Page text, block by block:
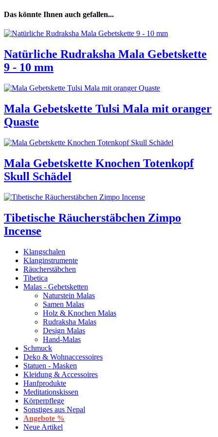
Das könnte Ihnen auch gefallen...
Natürliche Rudraksha Mala Gebetskette
9 - 10 mm
Mala Gebetskette Tulsi Mala mit oranger
Quaste
Mala Gebetskette Knochen Totenkopf
Skull Schädel
Tibetische Räucherstäbchen Zimpo
Incense
Klangschalen
Klanginstrumente
Räucherstäbchen
Tibetica
Malas - Gebetsketten
Naturstein Malas
Samen Malas
Holz & Knochen Malas
Rudraksha Malas
Design Malas
Hand-Malas
Schmuck
Deko & Wohnaccessoires
Statuen - Masken
Kleidung & Accessoires
Hanfprodukte
Meditationskissen
Körperpflege
Sonstiges aus Nepal
Angebote %
Neue Artikel